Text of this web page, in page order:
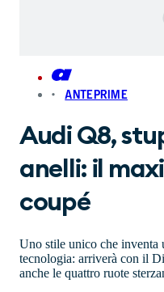
ANTEPRIME
Audi Q8,
anelli: il
coupé
Uno stile unico che inventa
tecnologia: arriverà con il
anche le quattro ruote